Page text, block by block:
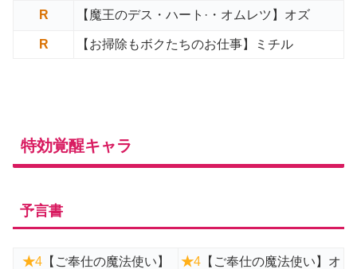
R 【魔王のデス・ハート·・オムレツ】オズ
R 【お掃除もボクたちのお仕事】ミチル
特効覚醒キャラ
予言書
★4【ご奉仕の魔法使い】
★4 【ご奉仕の魔法使い】オ